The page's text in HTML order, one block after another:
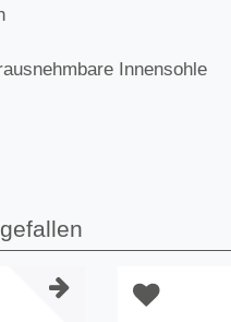
Innensohle